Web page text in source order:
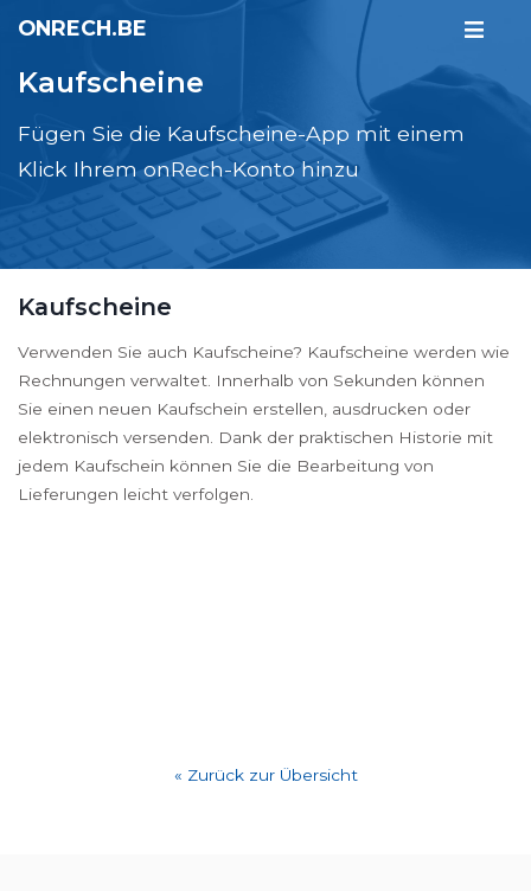
ONRECH.BE
Kaufscheine
Fügen Sie die Kaufscheine-App mit einem
Klick Ihrem onRech-Konto hinzu
Kaufscheine
Verwenden Sie auch Kaufscheine? Kaufscheine werden wie
Rechnungen verwaltet. Innerhalb von Sekunden können
Sie einen neuen Kaufschein erstellen, ausdrucken oder
elektronisch versenden. Dank der praktischen Historie mit
jedem Kaufschein können Sie die Bearbeitung von
Lieferungen leicht verfolgen.
« Zurück zur Übersicht